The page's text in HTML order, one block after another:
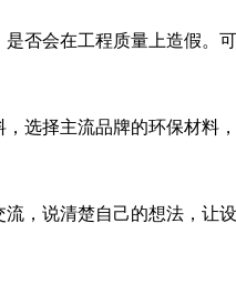
会在工程质量上造假。
择主流品牌的环保材料
说清楚自己的想法，让设